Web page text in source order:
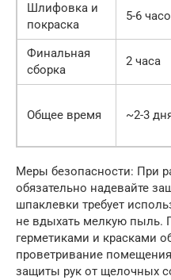
Шлифовка и
покраска
5-6
Финальная
сборка
2 часа
Общее время ~2-3
Меры безопасности: При
обязательно надевайте
шпаклевки требует
не вдыхать мелкую пыль.
герметиками и красками
проветривание
защиты рук от щелочных